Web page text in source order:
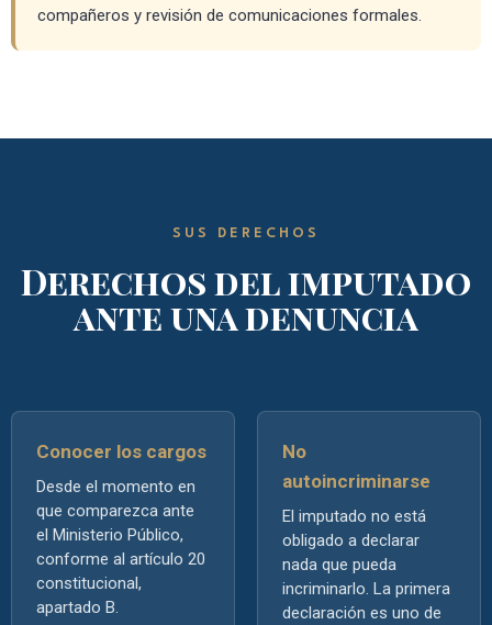
compañeros y revisión de comunicaciones formales.
SUS DERECHOS
Derechos del imputado
ante una denuncia
Conocer los cargos
Desde el momento en
que comparezca ante
el Ministerio Público,
conforme al artículo 20
constitucional,
apartado B.
No
autoincriminarse
El imputado no está
obligado a declarar
nada que pueda
incriminarlo. La primera
declaración es uno de